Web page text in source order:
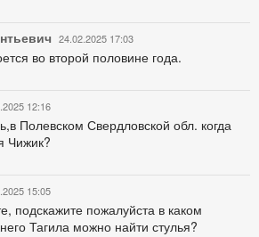
24.02.2025 17:03
во второй половине года.
12:16
Полевском Свердловской обл. когда
Чижик?
15:05
подскажите пожалуйста в каком
Тагила можно найти стулья?